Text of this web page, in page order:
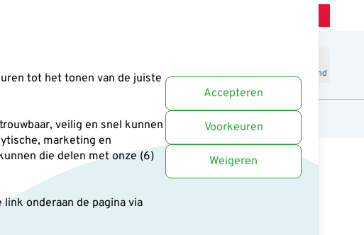
tot het tonen van de juiste
veilig en snel kunnen
marketing en
die delen met onze (6)
onderaan de paginavia
Accepteren
Voorkeuren
Weigeren
Winkelmand
Planten Cadeaus en boeken Uitgelicht